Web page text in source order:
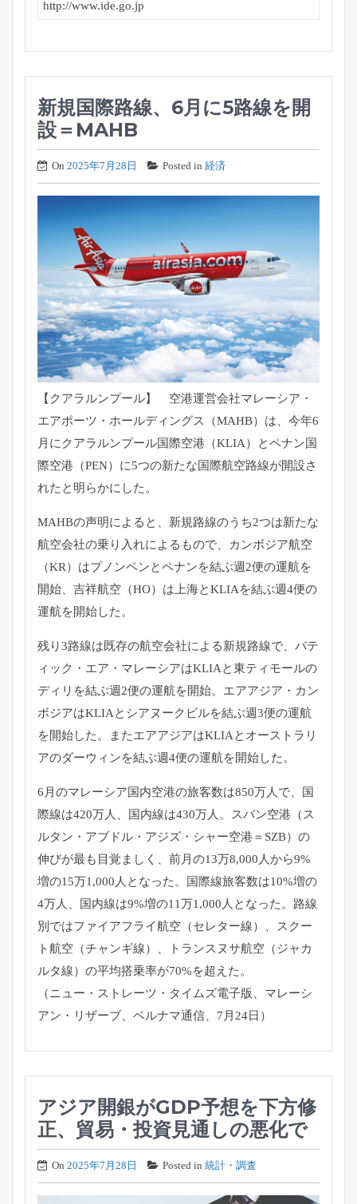
http://www.ide.go.jp
新規国際路線、6月に5路線を開
設＝MAHB
On 2025年7月28日 Posted in 経済
【クアラルンプール】 空港運営会社マレーシア・
エアポーツ・ホールディングス（MAHB）は、今年6
月にクアラルンプール国際空港（KLIA）
とペナン国
際空港（PEN） に5つの新たな国際航空路線が開設さ
れたと明らかにした。
MAHBの声明によると、 新規路線のうち2つは新たな
航空会社の乗り入れによるもので、
カンボジア航空
（KR） はプノンペンとペナンを結ぶ週2便の運航を
開始、吉祥航空（HO）は上海とKLIAを結ぶ週4便の
運航を開始した。
残り3路線は既存の航空会社による新規路線で、バテ
ィック・ エア・ マレーシアはKLIAと東ティモールの
ディリを結ぶ週2便の運航を開始。エアアジア・ カン
ボジアはKLIAとシアヌークビルを結ぶ週3便の運航
を開始した。
またエアアジアはKLIAとオーストラリ
アのダーウィンを結ぶ週4便の運航を開始した。
6月のマレーシア国内空港の旅客数は850万人で、
国
際線は420万人、国内線は430万人。スバン空港（ ス
ルタン・アブドル・アジズ・シャー空港＝SZB） の
伸びが最も目覚ましく、前月の13万8,000人から9%
増の15万1,000人となった。国際線旅客数は10%増の
4万人、国内線は9%増の11万1,000人となった。 路線
別ではファイアフライ航空（セレター線）、スクー
ト航空（チャンギ線）、トランスヌサ航空（ジャカ
ルタ線） の平均搭乗率が70%を超えた。
（ニュー・ストレーツ・タイムズ電子版、マレーシ
アン・ リザーブ、ベルナマ通信、7月24日）
アジア開銀がGDP予想を下方修
正、貿易・投資見通しの悪化で
On 2025年7月28日 Posted in 統計・調査